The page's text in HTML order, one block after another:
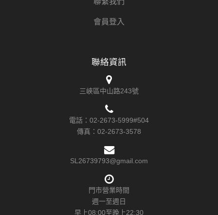
會員登入
聯絡資訊
三峽區中山路243號
電話： 02-2673-5999#504
傳真： 02-2673-3578
SL26739793@gmail.com
門市營業時間
週一至週日
早上08:00至晚上22:30